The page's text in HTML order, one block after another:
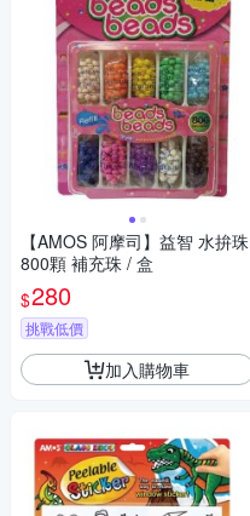
【AMOS 阿摩司】益智 水拚珠
800顆 補充珠 / 盒
$280
挑戰低價
加入購物車